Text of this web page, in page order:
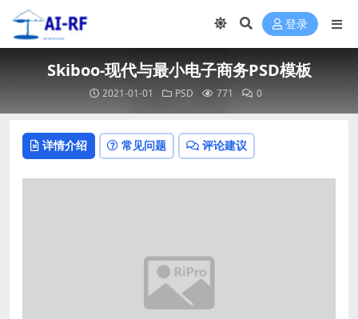
登录
Skiboo-现代与最小电子商务PSD模板
2021-01-01 PSD 771 0
详情介绍 常见问题 评论建议